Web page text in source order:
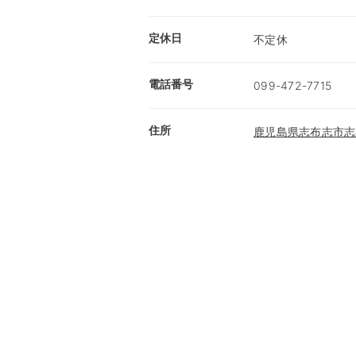
定休日 不定休
電話番号 099-472-7715
住所 鹿児島県志布志市